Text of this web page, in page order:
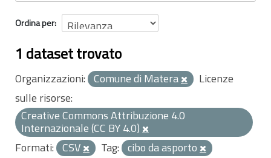
Ordina per
1 dataset trovato
Organizzazioni: Comune di Matera
Licenze
sulle risorse:
Creative Commons Attribuzione 4.0
Internazionale (CC BY 4.0)
Formati: CSV Tag: cibo da asporto